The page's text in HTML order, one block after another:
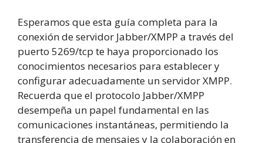
Esperamos que esta guía completa para la
conexión de servidor Jabber/XMPP a través del
puerto 5269/tcp te haya proporcionado los
conocimientos necesarios para establecer y
configurar adecuadamente un servidor XMPP.
Recuerda que el protocolo Jabber/XMPP
desempeña un papel fundamental en las
comunicaciones instantáneas, permitiendo la
transferencia de mensajes y la colaboración en